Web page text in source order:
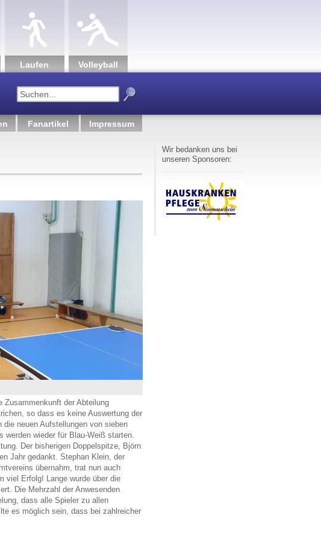
Lau­fen Volley­ball
Fanartikel Impressum
Zusammenkunft der Abteilung
so dass es keine Auswertung der
neuen Aufstellungen von sieben
werden wieder für Blau-Weiß starten.
Der bisherigen Doppelspitze, Björn
Jahr gedankt. Stephan Klein, der
übernahm, trat nun auch
viel Erfolg! Lange wurde über die
Die Mehrzahl der Anwesenden
dass alle Spieler zu allen
es möglich sein, dass bei zahlreicher
Wir bedanken uns bei
unseren Sponsoren: